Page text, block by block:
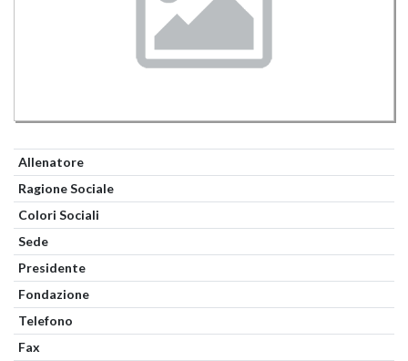
Allenatore
Ragione Sociale
Colori Sociali
Sede
Presidente
Fondazione
Telefono
Fax